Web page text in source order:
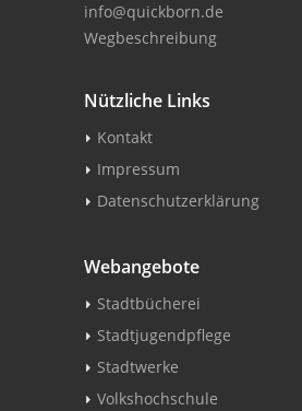
info@quickborn.de
Wegbeschreibung
Nützliche Links
Kontakt
Impressum
Datenschutzerklärung
Webangebote
Stadtbücherei
Stadtjugendpflege
Stadtwerke
Volkshochschule